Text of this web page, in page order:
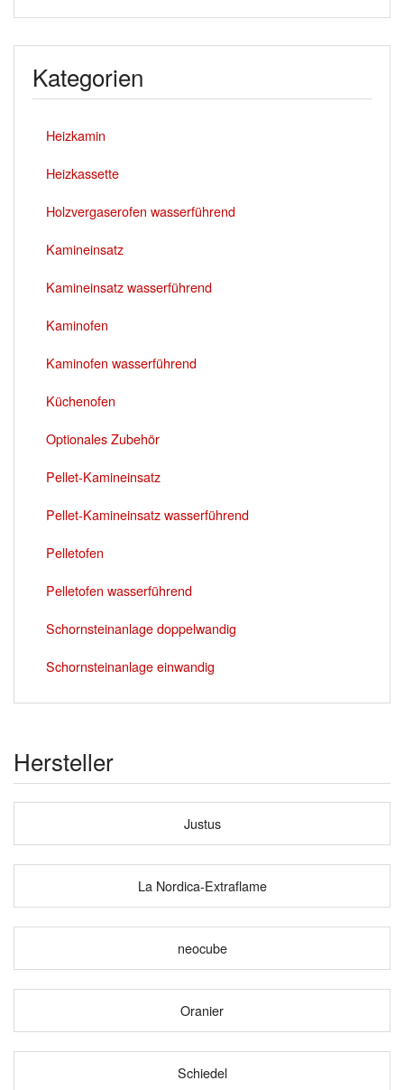
Kategorien
Heizkamin
Heizkassette
Holzvergaserofen wasserführend
Kamineinsatz
Kamineinsatz wasserführend
Kaminofen
Kaminofen wasserführend
Küchenofen
Optionales Zubehör
Pellet-Kamineinsatz
Pellet-Kamineinsatz wasserführend
Pelletofen
Pelletofen wasserführend
Schornsteinanlage doppelwandig
Schornsteinanlage einwandig
Hersteller
Justus
La Nordica-Extraflame
neocube
Oranier
Schiedel